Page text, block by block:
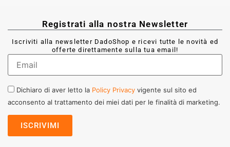
Registrati alla nostra Newsletter
Iscriviti alla newsletter DadoShop e ricevi tutte le novità ed
offerte direttamente sulla tua email!
Dichiaro di aver letto la Policy Privacy vigente sul sito ed
acconsento al trattamento dei miei dati per le finalità di marketing.